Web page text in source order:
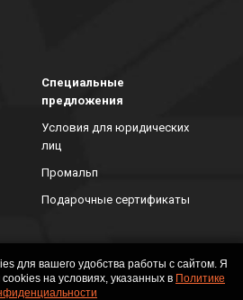
Специальные
предложения
Условия для юридических
лиц
Промальп
Подарочные сертификаты
для вашего удобства работы с сайтом. Я
на условиях, указанных в Политике